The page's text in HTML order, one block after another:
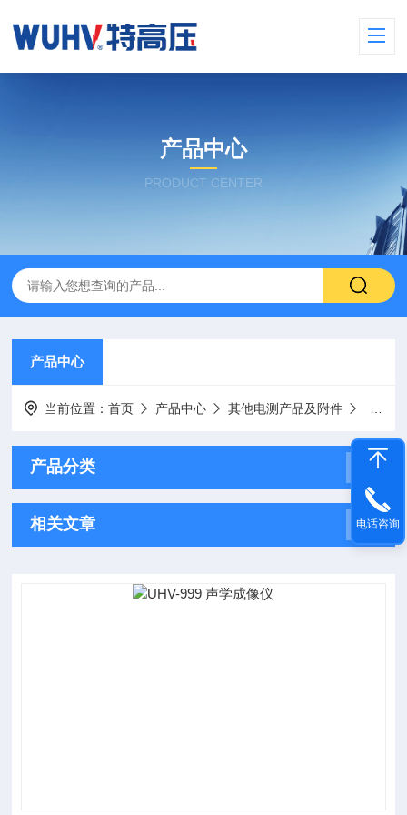
产品中心
PRODUCT CENTER
产品中心
当前位置：首页 产品中心 其他电测产品及附件
产品分类
相关文章 电话咨询